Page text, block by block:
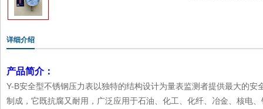
详细介绍
产品简介：
Y-B安全型不锈钢压力表以独特的结构设计为量表监测者提供最大的
制成，它既抗腐又耐用，广泛应用于石油、化工、化纤、冶金、核电